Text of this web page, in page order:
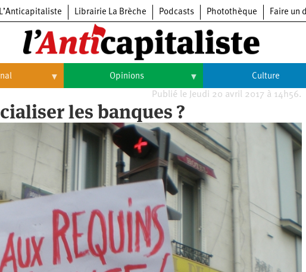
L’Anticapitaliste Librairie La Brèche Podcasts Photothèque Faire un
Opinions
Histoire
Culture
Cinéma
Expositions
Publié le Jeudi 20 avril 2017 à 14h56.
les banques ?